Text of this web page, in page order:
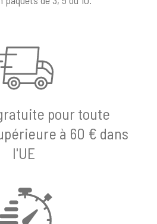
pour toute
à 60 € dans
l'UE